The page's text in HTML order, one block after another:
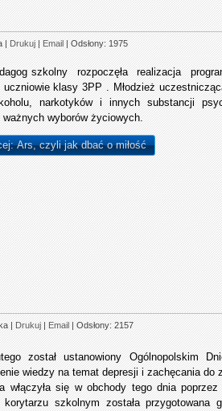
| Drukuj | Email | Odsłony: 1975
szkolny rozpoczęła realizacja
klasy 3PP . Młodzież
narkotyków i innych substancji
ważnych wyborów życiowych.
Ars, czyli jak dbać o miłość
| Drukuj | Email | Odsłony: 2157
został ustanowiony Ogólnopolskim
wiedzy na temat depresji i zachęcania do
włączyła się w obchody tego dnia
korytarzu szkolnym została przygotowana